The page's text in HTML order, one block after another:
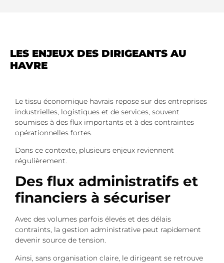
LES ENJEUX DES DIRIGEANTS AU
HAVRE
Le tissu économique havrais repose sur des entreprises
industrielles, logistiques et de services, souvent
soumises à des flux importants et à des contraintes
opérationnelles fortes.
Dans ce contexte, plusieurs enjeux reviennent
régulièrement.
Des flux administratifs et
financiers à sécuriser
Avec des volumes parfois élevés et des délais
contraints, la gestion administrative peut rapidement
devenir source de tension.
Ainsi, sans organisation claire, le dirigeant se retrouve